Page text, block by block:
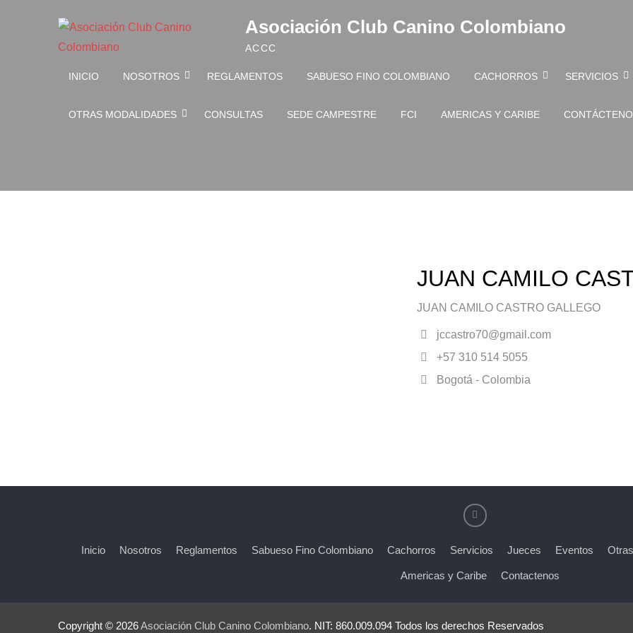
Asociación Club Canino Colombiano
ACCC
INICIO NOSOTROS REGLAMENTOS SABUESO FINO COLOMBIANO CACHORROS SERVICIOS
OTRAS MODALIDADES CONSULTAS SEDE CAMPESTRE FCI AMERICAS Y CARIBE
JUAN CAMILO
JUAN CAMILO CASTRO GALLEGO
jccastro70@gmail.com
+57 310 514 5055
Bogotá - Colombia
Inicio Nosotros Reglamentos Sabueso Fino Colombiano Cachorros Servicios Jueces Eventos
Americas y Caribe Contactenos
Copyright © 2026Asociación Club Canino Colombiano. NIT: 860.009.094 Todos los derechos Reservados